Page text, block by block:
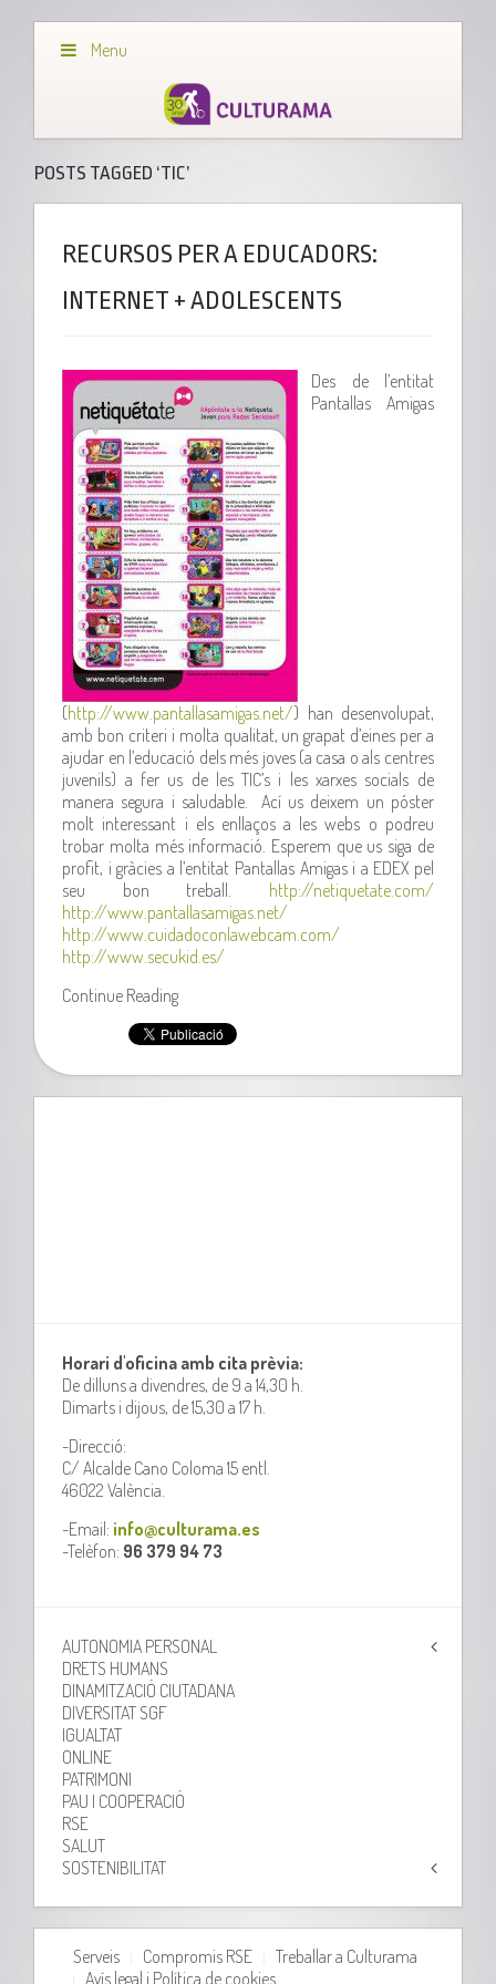
Menu
POSTS TAGGED ‘TIC’
RECURSOS PER A EDUCADORS:
INTERNET + ADOLESCENTS
Des de l’entitat
Pantallas Amigas
(http://www.pantallasamigas.net/) han desenvolupat,
amb bon criteri i molta qualitat, un grapat d’eines per a
ajudar en l’educació dels més joves (a casa o als centres
juvenils) a fer us de les TIC’s i les xarxes socials de
manera segura i saludable. Ací us deixem un póster
molt interessant i els enllaços a les webs o podreu
trobar molta més informació. Esperem que us siga de
profit, i gràcies a l’entitat Pantallas Amigas i a EDEX pel
seu bon treball. http://netiquetate.com/
http://www.pantallasamigas.net/
http://www.cuidadoconlawebcam.com/
http://www.secukid.es/
Continue Reading
Horari d'oficina amb cita prèvia:
De dilluns a divendres, de 9 a 14,30 h.
Dimarts i dijous, de 15,30 a 17 h.
-Direcció:
C/ Alcalde Cano Coloma 15 entl.
46022 València.
-Email: info@culturama.es
-Telèfon: 96 379 94 73
AUTONOMIA PERSONAL
DRETS HUMANS
DINAMITZACIÓ CIUTADANA
DIVERSITAT SGF
IGUALTAT
ONLINE
PATRIMONI
PAU I COOPERACIÓ
RSE
SALUT
SOSTENIBILITAT
Serveis Compromis RSE
Treballar a Culturama
Avís legal i Política de cookies